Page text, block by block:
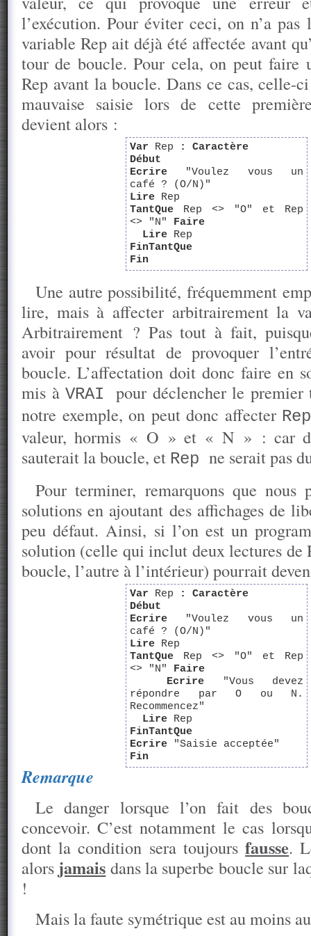
l’exécution. Pour éviter ceci, on n’a
variable Rep ait déjà été affectée avant
tour de boucle. Pour cela, on peut faire
Rep avant la boucle. Dans ce cas, celle-
mauvaise saisie lors de cette
devient alors :
Var Rep :
Caractère
Début
Ecrire "Voulez vous un
café ? (O/N)"
Lire Rep
TantQue Rep <> "O" et Rep
<> "N" Faire
Lire Rep
FinTantQue
Fin
Une autre possibilité, fréquemment
lire, mais à affecter arbitrairement la
Arbitrairement ? Pas tout à fait,
avoir pour résultat de provoquer
boucle. L’affectation doit donc faire en
mis àVRAI pour déclencher le
notre exemple, on peut donc affecter
valeur, hormis « O » et « N » : car
sauterait la boucle, et Rep ne serait pas
Pour terminer, remarquons que nous
solutions en ajoutant des affichages de
peu défaut. Ainsi, si l’on est un
solution (celle qui inclut deux lectures de
boucle, l’autre à l’intérieur) pourrait
Var Rep :
Caractère
Début
Ecrire "Voulez vous un
café ? (O/N)"
Lire Rep
TantQue Rep <> "O" et Rep
<> "N" Faire
Ecrire "Vous devez
répondre par O ou N.
Recommencez"
Lire Rep
FinTantQue
Ecrire "Saisie acceptée"
Fin
Remarque
Le danger lorsque l’on fait des
concevoir. C’est notamment le cas
dont la condition sera toujoursfausse.
alors jamais dans la superbe boucle sur
!
Mais la faute symétrique est au moins